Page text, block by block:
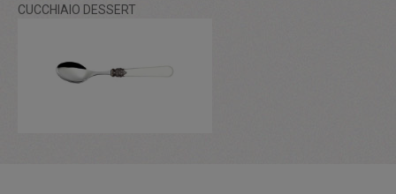
CUCCHIAIO DESSERT